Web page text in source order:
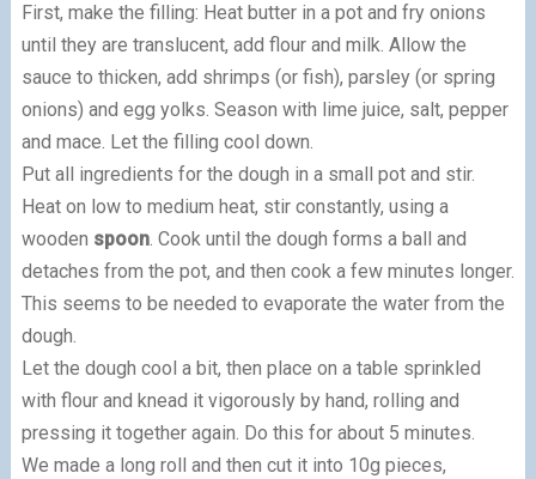
First, make the filling: Heat butter in a pot and fry onions
until they are translucent, add flour and milk. Allow the
sauce to thicken, add shrimps (or fish), parsley (or spring
onions) and egg yolks. Season with lime juice, salt, pepper
and mace. Let the filling cool down.
Put all ingredients for the dough in a small pot and stir.
Heat on low to medium heat, stir constantly, using a
wooden spoon. Cook until the dough forms a ball and
detaches from the pot, and then cook a few minutes longer.
This seems to be needed to evaporate the water from the
dough.
Let the dough cool a bit, then place on a table sprinkled
with flour and knead it vigorously by hand, rolling and
pressing it together again. Do this for about 5 minutes.
We made a long roll and then cut it into 10g pieces,